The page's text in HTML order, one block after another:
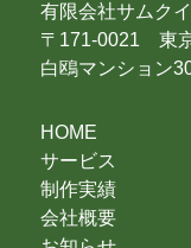
有限会社サムク
〒171-0021 東
白鴎マンション
HOME
サービス
制作実績
会社概要